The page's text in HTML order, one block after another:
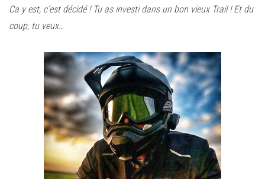
Ca y est, c’est décidé ! Tu as investi dans un bon vieux Trail ! Et du
coup, tu veux…